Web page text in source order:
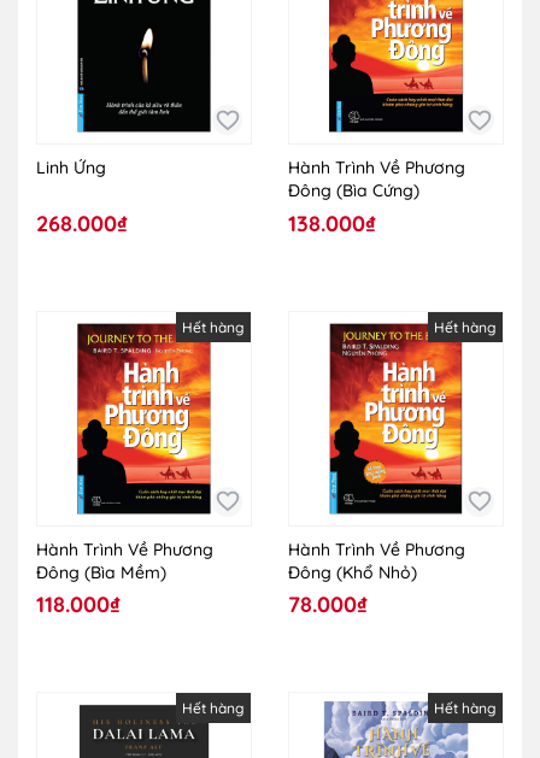
Linh Ứng
268.000₫
Hành Trình Về Phương
Đông (Bìa Cứng)
138.000₫
Hết hàng
Hành Trình Về Phương
Đông (Bìa Mềm)
118.000₫
Hết hàng
Hành Trình Về Phương
Đông (Khổ Nhỏ)
78.000₫
Hết hàng Hết hàng